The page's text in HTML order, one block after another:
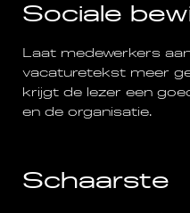
Sociale
Laat medewerkers
vacaturetekst meer
krijgt de lezer een
en de organisatie.
Schaarste